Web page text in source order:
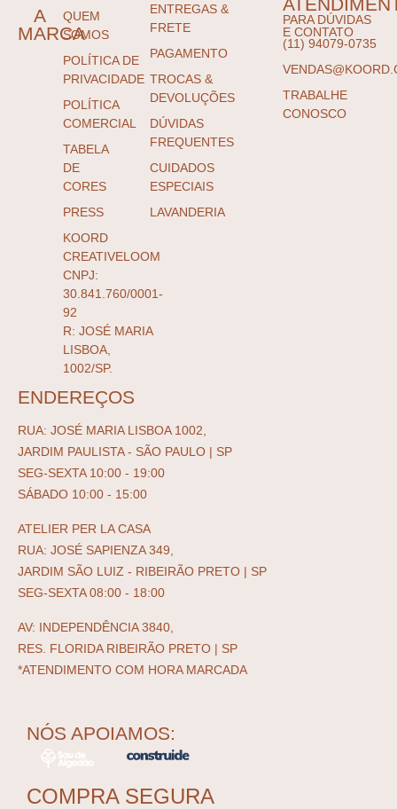
A
MARCA
QUEM
SOMOS
POLÍTICA DE
PRIVACIDADE
POLÍTICA
COMERCIAL
TABELA
DE
CORES
PRESS
KOORD
CREATIVELOOM
CNPJ:
30.841.760/0001-
92
R: JOSÉ MARIA
LISBOA,
1002/SP.
ENTREGAS &
FRETE
PAGAMENTO
TROCAS &
DEVOLUÇÕES
DÚVIDAS
FREQUENTES
CUIDADOS
ESPECIAIS
LAVANDERIA
PARA DÚVIDAS
E CONTATO
(11) 94079-0735
TRABALHE
CONOSCO
ENDEREÇOS
RUA: JOSÉ MARIA LISBOA 1002,
JARDIM PAULISTA - SÃO PAULO | SP
SEG-SEXTA 10:00 - 19:00
SÁBADO 10:00 - 15:00
ATELIER PER LA CASA
RUA: JOSÉ SAPIENZA 349,
JARDIM SÃO LUIZ - RIBEIRÃO PRETO | SP
SEG-SEXTA 08:00 - 18:00
AV: INDEPENDÊNCIA 3840,
RES. FLORIDA RIBEIRÃO PRETO | SP
*ATENDIMENTO COM HORA MARCADA
NÓS APOIAMOS:
COMPRA SEGURA